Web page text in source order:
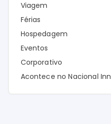
Viagem
Férias
Hospedagem
Eventos
Corporativo
Acontece no Nacional Inn